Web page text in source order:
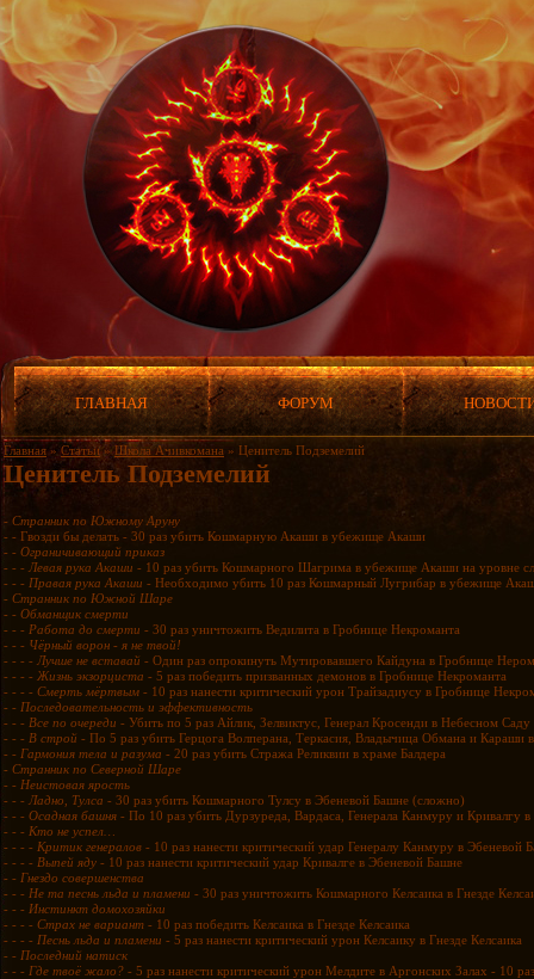
ГЛАВНАЯ ФОРУМ
Главная» Статьи»Школа Ачивкомана » Ценитель Подземелий
Ценитель Подземелий
- Странник по Южному Аруну
- - Гвозди бы делать - 30 раз убить Кошмарную Акаши в убежище Акаши
- - Ограничивающий приказ
- - - Левая рука Акаши - 10 раз убить Кошмарного Шагрима в убежище Акаши на уровне
- - - Правая рука Акаши - Необходимо убить 10 раз Кошмарный Лугрибар в убежище
- Странник по Южной Шаре
- - Обманщик смерти
- - - Работа до смерти - 30 раз уничтожить Ведилита в Гробнице Некроманта
- - - Чёрный ворон - я не твой!
- - - - Лучше не вставай - Один раз опрокинуть Мутировавшего Кайдуна в Гробнице
- - - - Жизнь экзорциста - 5 раз победить призванных демонов в Гробнице Некроманта
- - - - Смерть мёртвым - 10 раз нанести критический урон Трайзадиусу в Гробнице
- - Последовательность и эффективность
- - - Все по очереди - Убить по 5 раз Айлик, Зелвиктус, Генерал Кросенди в Небесном Саду
- - - В строй - По 5 раз убить Герцога Волперана, Теркасия, Владычица Обмана и Караши
- - Гармония тела и разума - 20 раз убить Стража Реликвии в храме Балдера
- Странник по Северной Шаре
- - Неистовая ярость
- - - Ладно, Тулса - 30 раз убить Кошмарного Тулсу в Эбеневой Башне (сложно)
- - - Осадная башня - По 10 раз убить Дурзуреда, Вардаса, Генерала Канмуру и Кривалгу
- - - Кто не успел…
- - - - Критик генералов - 10 раз нанести критический удар Генералу Канмуру в Эбеневой
- - - - Выпей яду - 10 раз нанести критический удар Кривалге в Эбеневой Башне
- - Гнездо совершенства
- - - Не та песнь льда и пламени - 30 раз уничтожить Кошмарного Келсаика в Гнезде
- - - Инстинкт домохозяйки
- - - - Страх не вариант - 10 раз победить Келсаика в Гнезде Келсаика
- - - - Песнь льда и пламени - 5 раз нанести критический урон Келсаику в Гнезде Келсаика
- - Последний натиск
- - - Где твоё жало? - 5 раз нанести критический урон Мелдите в Аргонских Залах - 10